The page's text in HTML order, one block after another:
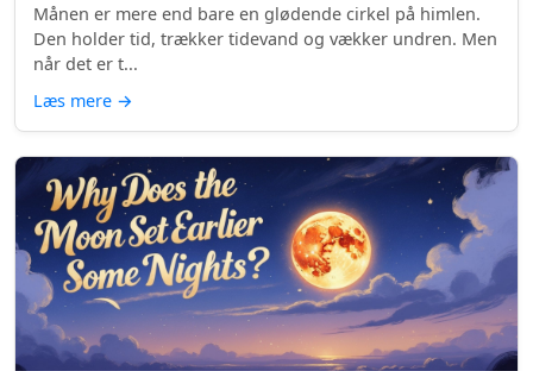
Månen er mere end bare en glødende cirkel på himlen.
Den holder tid, trækker tidevand og vækker undren. Men
når det er t...
Læs mere →